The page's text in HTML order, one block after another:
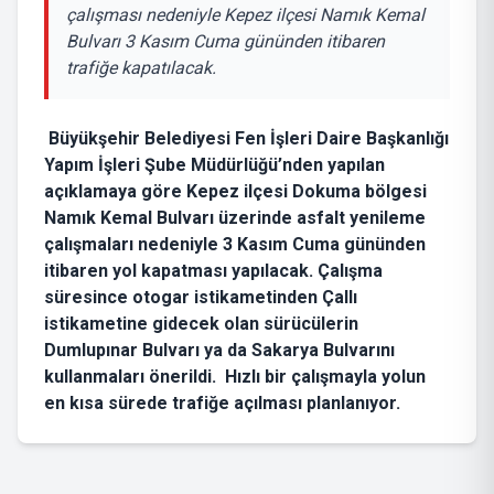
çalışması nedeniyle Kepez ilçesi Namık Kemal
Bulvarı 3 Kasım Cuma gününden itibaren
trafiğe kapatılacak.
Büyükşehir Belediyesi Fen İşleri Daire Başkanlığı
Yapım İşleri Şube Müdürlüğü’nden yapılan
açıklamaya göre Kepez ilçesi Dokuma bölgesi
Namık Kemal Bulvarı üzerinde asfalt yenileme
çalışmaları nedeniyle 3 Kasım Cuma gününden
itibaren yol kapatması yapılacak. Çalışma
süresince otogar istikametinden Çallı
istikametine gidecek olan sürücülerin
Dumlupınar Bulvarı ya da Sakarya Bulvarını
kullanmaları önerildi. Hızlı bir çalışmayla yolun
en kısa sürede trafiğe açılması planlanıyor.